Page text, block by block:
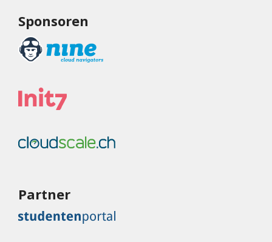
Sponsoren
Partner